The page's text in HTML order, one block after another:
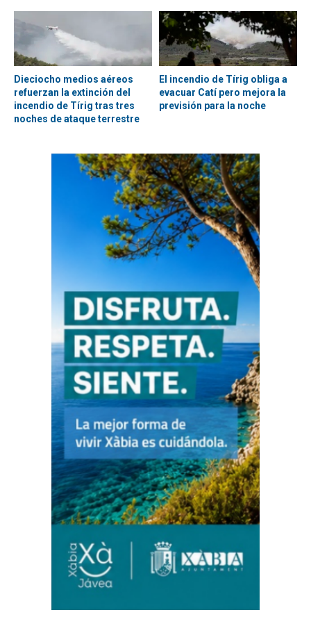
Dieciocho medios aéreos
refuerzan la extinción del
incendio de Tírig tras tres
noches de ataque terrestre
El incendio de Tírig obliga a
evacuar Catí pero mejora la
previsión para la noche